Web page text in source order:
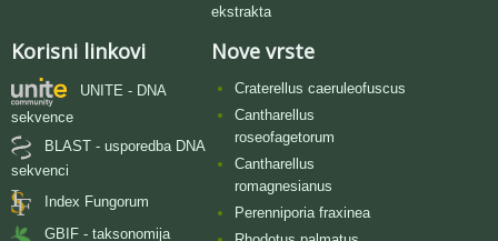
ekstrakta
Korisni linkovi
UNITE - DNA
sekvence
BLAST - usporedba DNA
sekvenci
Index Fungorum
GBIF - taksonomija
Nove vrste
Craterellus caeruleofuscus
Cantharellus
roseofagetorum
Cantharellus
romagnesianus
Perenniporia fraxinea